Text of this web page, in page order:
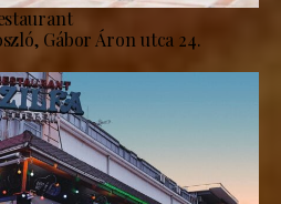
Gábor Áron utca 24.